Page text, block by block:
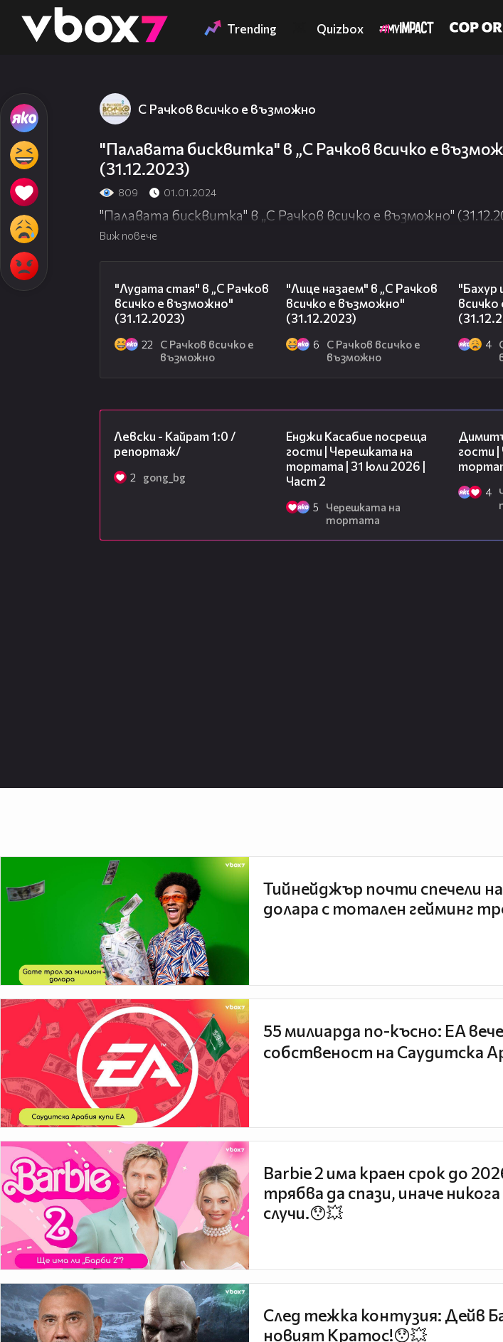
👾 Trending Quizbox
С Рачков всичко е възможно
"Палавата бисквитка" в „С Рачков всичко е
(31.12.2023)
809 01.01.2024
"Палавата бисквитка" в „С Рачков всичко е възможно"
Виж повече
"Лудата стая" в „С Рачков
всичко е възможно"
(31.12.2023)
22
С Рачков всичко е
възможно
"Лице назаем" в „С Рачков
всичко е възможно"
(31.12.2023)
6
С Рачков всичко е
възможно
"Бахур
4
Левски - Кайрат 1:0 /
репортаж/
2 gong_bg
Енджи Касабие посреща
гости | Черешката на
тортата | 31 юли 2026 |
Част 2
5
Черешката на
тортата
гости
4
Тийнейджър почти спечели
долара с тотален гейминг
55 милиарда по-късно: EA
собственост на Саудитска
Barbie 2 има краен срок до
трябва да спази, иначе
случи.😯💥
След тежка контузия: Дейв
новият Кратос!😯💥